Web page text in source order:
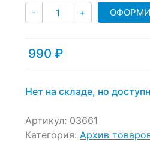
- Количество
+
990 ₽
Нет на складе, но
Артикул: 03661
Категория: Архив